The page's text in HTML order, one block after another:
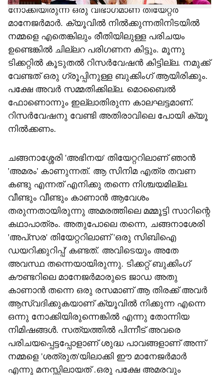
നോക്കിയിരുന്ന ഒരു വിഭാഗമാണ് തിയേറ്റര്‍
മാനേജര്‍മാര്‍. ക്യൂവില്‍ നില്‍ക്കുന്നതിനിടയില്‍
നമ്മളെ എതെങ്കിലും രീതിയിലുള്ള പരിചയം
ഉണ്ടെങ്കില്‍ ചില്ലറ പരിഗണന കിട്ടും. മൂന്നു
ടിക്കറ്റില്‍ കൂടുതല്‍ റിസര്‍വേഷന്‍ കിട്ടില്ല. നമുക്ക്
വേണ്ടത് ഒരു ഗ്രൂപ്പിനുള്ള ബുക്കിംഗ് ആയിരിക്കും.
പക്ഷേ അവര്‍ സമ്മതിക്കില്ല. മൊബൈല്‍
ഫോണൊന്നും ഇല്ലാതിരുന്ന കാലഘട്ടമാണ്.
റിസര്‍വേഷനു വേണ്ടി അതിരാവിലെ പോയി ക്യൂ
നില്‍ക്കണം.
ചങ്ങനാശ്ശേരി 'അഭിനയ' തിയേറ്ററിലാണ് ഞാന്‍
'അമരം' കാണുന്നത്. ആ സിനിമ എത്ര തവണ
കണ്ടു എന്നത് എനിക്കു തന്നെ നിശ്ചയമില്ല.
വീണ്ടും വീണ്ടും കാണാന്‍ ആവേശം
തരുന്നതായിരുന്നു അമരത്തിലെ മമ്മൂട്ടി സാറിന്റെ
കഥാപാത്രം. അതുപോലെ തന്നെ, ചങ്ങനാശേരി
'അപ്‌സര' തിയേറ്ററിലാണ് 'ഒരു സിബിഐ
ഡയറിക്കുറിപ്പ്' കണ്ടത്. അവിടെയും അതേ
അവസ്ഥ തന്നെയായിരുന്നു. ടിക്കറ്റ് ബുക്കിംഗ്
കൗണ്ടറിലെ മാനേജര്‍മാരുടെ ജാഡ അതു
കാണാന്‍ തന്നെ ഒരു രസമാണ് ആ തിരക്ക് അവര്‍
ആസ്വദിക്കുകയാണ് ക്യൂവില്‍ നിക്കുന്ന എന്നെ
ഒന്നു നോക്കിയിരുന്നെങ്കില്‍ എന്നു തോന്നിയ
നിമിഷങ്ങള്‍. സത്യത്തില്‍ പിന്നീട് അവരെ
പരിചയപ്പെട്ടപ്പോളാണ് ശുദ്ധ പാവങ്ങളാണ് അന്ന്
നമ്മളെ 'ശത്രുത'യിലാക്കി ഈ മാനേജര്‍മാര്‍
എന്നു മനസ്സിലായത് .ഒരു പക്ഷേ അമരവും